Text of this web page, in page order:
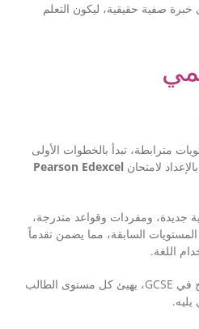
صفية حقيقية، ليكون التعلم
مترابطة، تبدأ بالخطوات الأولى
لامتحان Pearson Edexcel
جديدة، ومفردات وقواعد متدرجة،
السابقة، مما يضمن تقدماً
اللغة.
ومن الكلمات الأولى إلى النجاح في GCSE، يهيئ كل مستوى الطالب
يليه.